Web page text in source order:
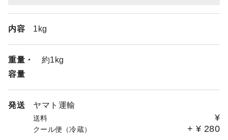
内容 1kg
重量・
容量
約1kg
発送 ヤマト運輸
送料 ¥
クール便（冷蔵） + ¥ 280